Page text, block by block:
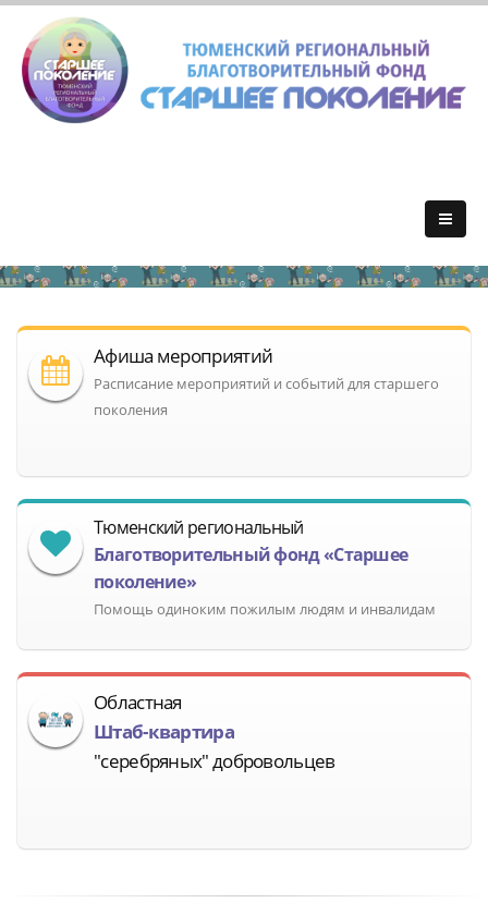
Афиша мероприятий
Расписание мероприятий и событий для старшего
поколения
Тюменский региональный
Благотворительный фонд «Старшее
поколение»
Помощь одиноким пожилым людям и инвалидам
Областная
Штаб-квартира
"серебряных" добровольцев